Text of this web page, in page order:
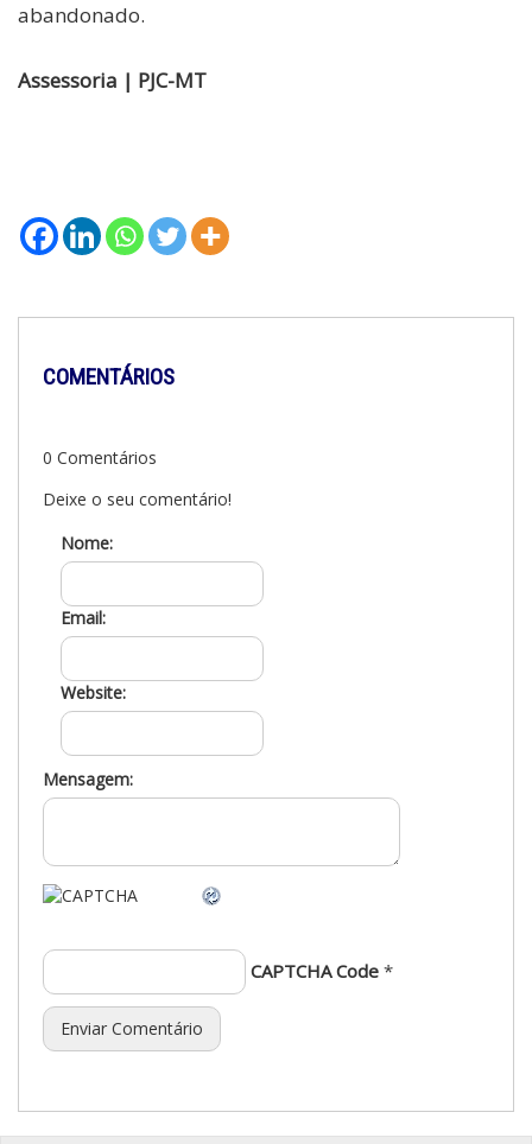
abandonado.
Assessoria | PJC-MT
COMENTÁRIOS
0 Comentários
Deixe o seu comentário!
Nome:
Email:
Website:
Mensagem:
CAPTCHA Code *